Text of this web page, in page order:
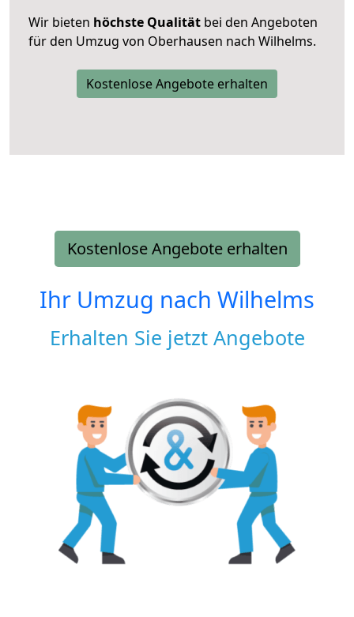
Wir bieten höchste Qualität bei den Angeboten
für den Umzug von Oberhausen nach Wilhelms.
Kostenlose Angebote erhalten
Kostenlose Angebote erhalten
Ihr Umzug nach Wilhelms
Erhalten Sie jetzt Angebote